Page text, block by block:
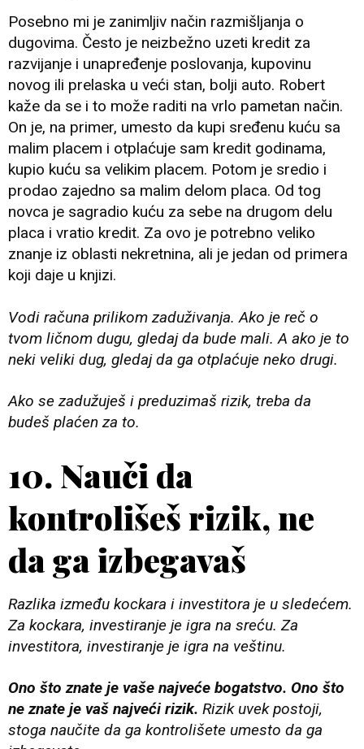
Posebno mi je zanimljiv način razmišljanja o
dugovima. Često je neizbežno uzeti kredit za
razvijanje i unapređenje poslovanja, kupovinu
novog ili prelaska u veći stan, bolji auto. Robert
kaže da se i to može raditi na vrlo pametan način.
On je, na primer, umesto da kupi sređenu kuću sa
malim placem i otplaćuje sam kredit godinama,
kupio kuću sa velikim placem. Potom je sredio i
prodao zajedno sa malim delom placa. Od tog
novca je sagradio kuću za sebe na drugom delu
placa i vratio kredit. Za ovo je potrebno veliko
znanje iz oblasti nekretnina, ali je jedan od primera
koji daje u knjizi.
Vodi računa prilikom zaduživanja. Ako je reč o
tvom ličnom dugu, gledaj da bude mali. A ako je to
neki veliki dug, gledaj da ga otplaćuje neko drugi.
Ako se zadužuješ i preduzimaš rizik, treba da
budeš plaćen za to.
10. Nauči da
kontrolišeš rizik, ne
da ga izbegavaš
Razlika između kockara i investitora je u sledećem.
Za kockara, investiranje je igra na sreću. Za
investitora, investiranje je igra na veštinu.
Ono što znate je vaše najveće bogatstvo. Ono što
ne znate je vaš najveći rizik. Rizik uvek postoji,
stoga naučite da ga kontrolišete umesto da ga